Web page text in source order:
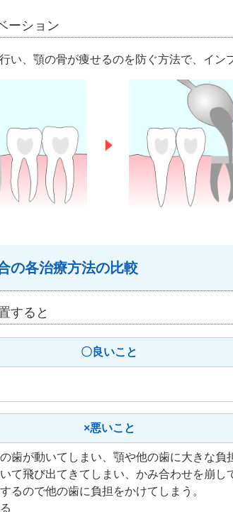
ーション
い、顎の骨が痩せるのを防ぐ方法で、イン
の各治療方法の比較
すると
〇良いこと
×悪いこと
歯が動いてしまい、顎や他の歯に大きな負
て飛び出てきてしまい、かみ合わせを崩し
るので他の歯に負担をかけてしまう。